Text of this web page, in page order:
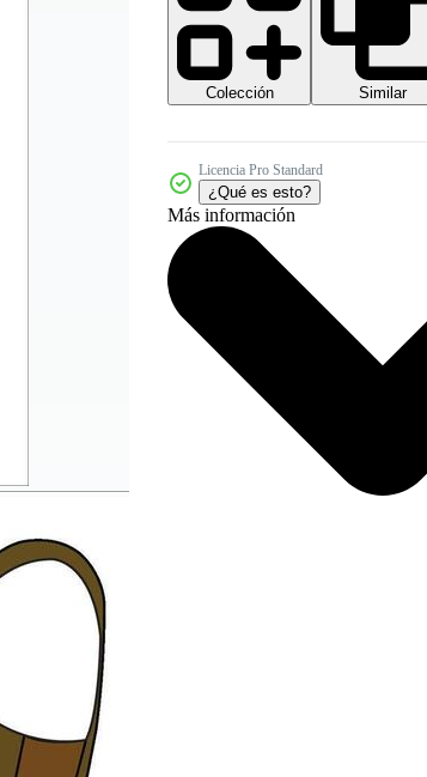
Colección
Similar
Licencia Pro Standard
¿Qué es esto?
Más información